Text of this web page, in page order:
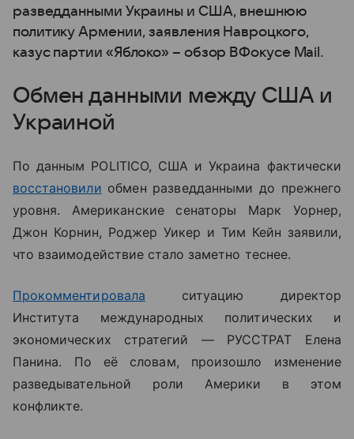
разведданными Украины и США, внешнюю
политику Армении, заявления Навроцкого,
казус партии «Яблоко» – обзор ВФокусе Mail.
Обмен данными между США и
Украиной
По данным POLITICO, США и Украина фактически
восстановили обмен разведданными до прежнего
уровня. Американские сенаторы Марк Уорнер,
Джон Корнин, Роджер Уикер и Тим Кейн заявили,
что взаимодействие стало заметно теснее.
Прокомментировала ситуацию директор
Института международных политических и
экономических стратегий — РУССТРАТ Елена
Панина. По её словам, произошло изменение
разведывательной роли Америки в этом
конфликте.